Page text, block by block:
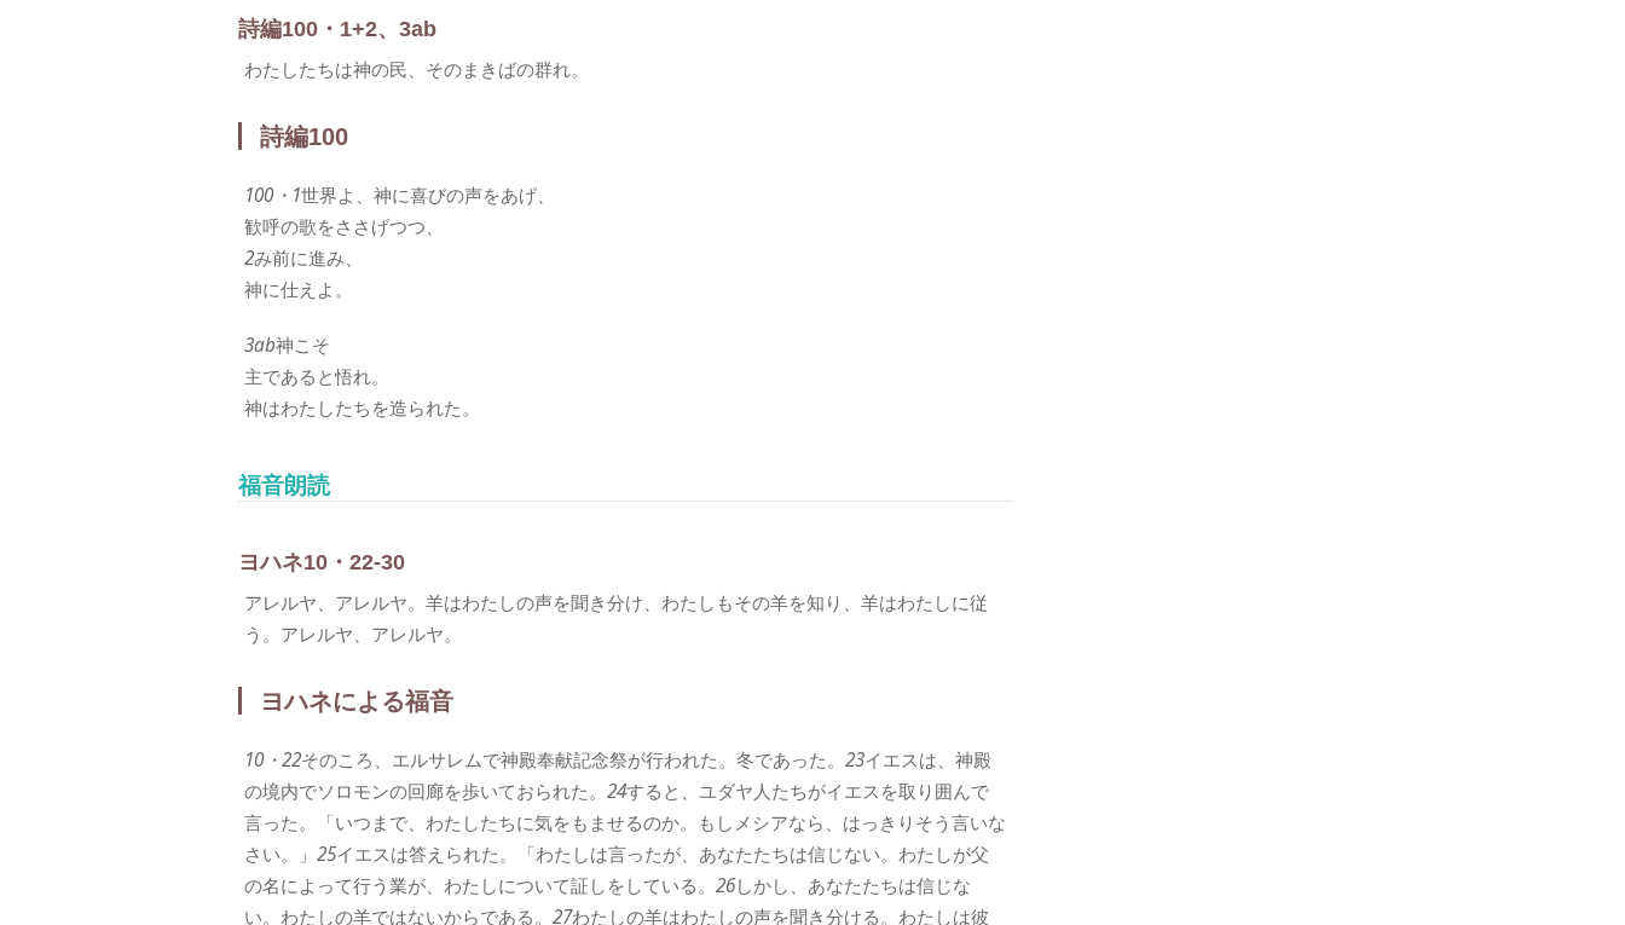
詩編100・1+2、3ab
わたしたちは神の民、そのまきばの群れ。
詩編100
100・1世界よ、神に喜びの声をあげ、
歓呼の歌をささげつつ、
2み前に進み、
神に仕えよ。
3ab神こそ
主であると悟れ。
神はわたしたちを造られた。
福音朗読
ヨハネ10・22-30
アレルヤ、アレルヤ。羊はわたしの声を聞き分け、わたしもその羊を知り、羊はわたしに従
う。アレルヤ、アレルヤ。
ヨハネによる福音
10・22そのころ、エルサレムで神殿奉献記念祭が行われた。冬であった。 23イエスは、神殿
の境内でソロモンの回廊を歩いておられた。 24すると、ユダヤ人たちがイエスを取り囲んで
言った。「いつまで、わたしたちに気をもませるのか。もしメシアなら、はっきりそう言いな
さい。」 25イエスは答えられた。「わたしは言ったが、あなたたちは信じない。わたしが父
の名によって行う業が、わたしについて証しをしている。 26しかし、あなたたちは信じな
い。わたしの羊ではないからである。 27わたしの羊はわたしの声を聞き分ける。わたしは彼